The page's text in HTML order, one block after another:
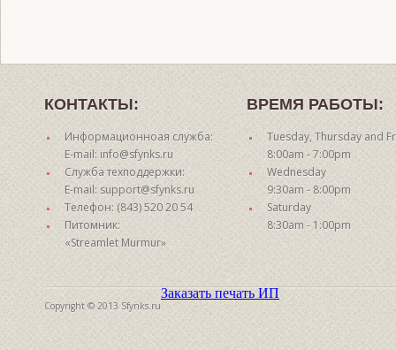
КОНТАКТЫ:
Информационноая служба:
E-mail: info@sfynks.ru
Служба техподдержки:
E-mail: support@sfynks.ru
Телефон: (843) 520 20 54
Питомник:
«Streamlet Murmur»
ВРЕМЯ РАБОТЫ:
Tuesday, Thursday and
8:00am - 7:00pm
Wednesday
9:30am - 8:00pm
Saturday
8:30am - 1:00pm
Copyright © 2013 Sfynks.ru
Заказать печать ИП